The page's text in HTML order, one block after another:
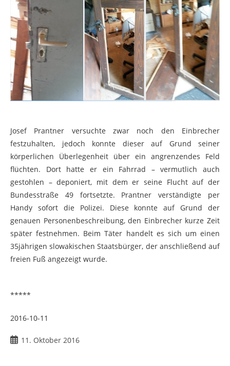
Josef Prantner versuchte zwar noch den Einbrecher
festzuhalten, jedoch konnte dieser auf Grund seiner
körperlichen Überlegenheit über ein angrenzendes Feld
flüchten. Dort hatte er ein Fahrrad – vermutlich auch
gestohlen – deponiert, mit dem er seine Flucht auf der
Bundesstraße 49 fortsetzte. Prantner verständigte per
Handy sofort die Polizei. Diese konnte auf Grund der
genauen Personenbeschreibung, den Einbrecher kurze Zeit
später festnehmen. Beim Täter handelt es sich um einen
35jährigen slowakischen Staatsbürger, der anschließend auf
freien Fuß angezeigt wurde.
*****
2016-10-11
Beitrag11. Oktober 2016